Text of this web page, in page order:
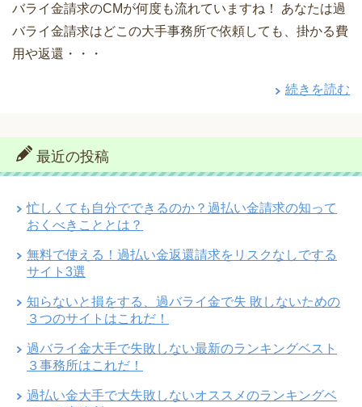
バライ金請求のCMが何度も流れていますね！ あなたは過
バライ金請求はどこの大手事務所で依頼しても、掛かる費
用や返還・・・
続きを読む
最近の投稿
忙しくても自分でできるのか？過払い金請求の知って
おくべきこととは？
無料で使える！過払い金返還請求をリスクなしでする
サイト3選
知らないと損をする、過バライ金で失 敗しないための
３つのサイトはこれだ！
過バライ金大手で失敗しない最新のランキングベスト
３事務所はこれだ！
過払い金大手で大失敗しないオススメのランキングベ